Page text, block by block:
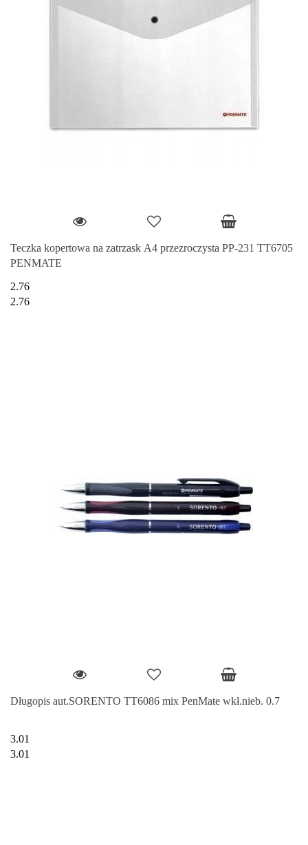
Teczka kopertowa na zatrzask A4 przezroczysta PP-231 TT6705
PENMATE
2.76
2.76
Długopis aut.SORENTO TT6086 mix PenMate wkł.nieb. 0.7
3.01
3.01